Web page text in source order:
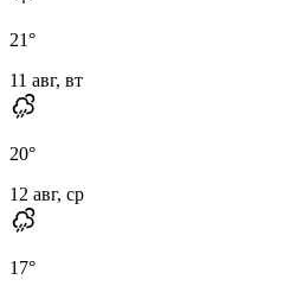
21°
11 авг, вт
20°
12 авг, ср
17°